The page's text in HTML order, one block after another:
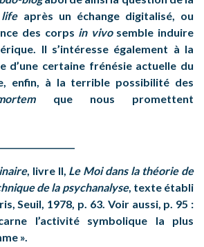
après un échange digitalisé, ou
des corps in vivosemble induire
Il s’intéresse également à la
d’une certaine frénésie actuelle du
enfin, à la terrible possibilité des
que nous promettent
, livre II, Le Moi dans la théorie de
de la psychanalyse, texte établi
Seuil, 1978, p. 63. Voir aussi, p. 95 :
l’activité symbolique la plus
».